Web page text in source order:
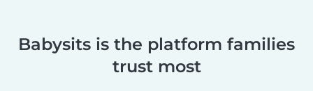
Babysits is the platform families
trust most